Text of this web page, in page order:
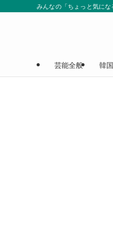
みんなの「ちょっと気に
芸能全般 韓